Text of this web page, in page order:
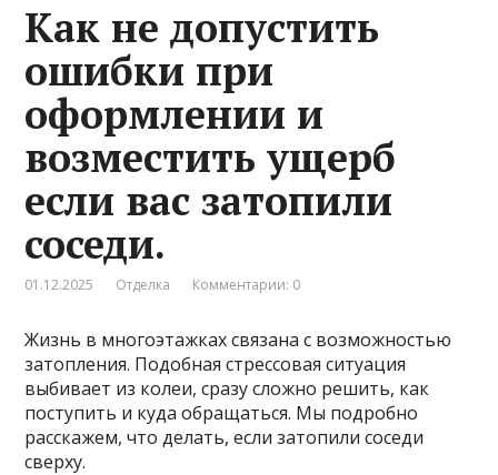
Как не допустить
ошибки при
оформлении и
возместить ущерб
если вас затопили
соседи.
01.12.2025 Отделка Комментарии: 0
Жизнь в многоэтажках связана с возможностью
затопления. Подобная стрессовая ситуация
выбивает из колеи, сразу сложно решить, как
поступить и куда обращаться. Мы подробно
расскажем, что делать, если затопили соседи
сверху.